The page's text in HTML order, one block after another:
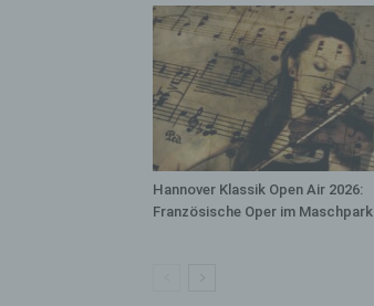
Hannover Klassik Open Air 2026:
Französische Oper im Maschpark